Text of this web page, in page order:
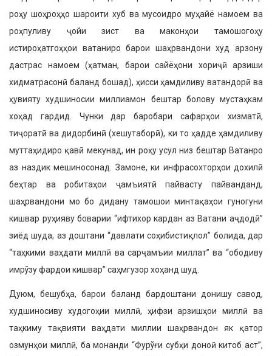
роҳу шоҳроҳҳо шароити хуб ва мусоидро муҳайё намоем ва
роҳпуливу ҷойи зист ва маконҳои тамошогоҳу
истироҳатгоҳҳои ватаниро барои шаҳрвандони худ арзону
дастрас намоем (ҳатман, барои сайёҳони хориҷӣ арзиши
хидматрасонӣ баланд бошад), ҳисси ҳамдиливу ватандорӣ ва
ҳувияту худшиносии миллиамон бештар болову мустаҳкам
хоҳад гардид. Чунки дар баробари сафарҳои хизматӣ,
тиҷоратӣ ва дидорбинӣ (хешутаборӣ), ки то ҳадде ҳамдиливу
муттаҳидиро қавӣ мекунад, ин роҳу усул низ бештар Ватанро
аз наздик мешиносонад. Замоне, ки инфрасохторҳои дохилӣ
беҳтар ва робитаҳои ҷамъиятӣ пайвасту пайванданд,
шаҳрвандони мо бо дидану тамошои минтақаҳои гуногуни
кишвар руҳияву боварии “ифтихор кардан аз Ватани аҷдодӣ”
зиёд шуда, аз доштани “давлати соҳибистиқлол” болида, дар
“таҳкими ваҳдати миллӣ ва сарҷамъии миллат” ва “ободиву
имрўзу фардои кишвар” саҳмгузор хоҳанд шуд.
Дуюм, бешубҳа, барои баланд бардоштани донишу савод,
худшиносиву худогоҳии миллӣ, ҳифзи арзишҳои миллӣ ва
таҳкиму тақвияти ваҳдати миллии шаҳрвандон як қатор
озмунҳои миллӣ, ба монанди “Фурўғи субҳи доноӣ китоб аст”,